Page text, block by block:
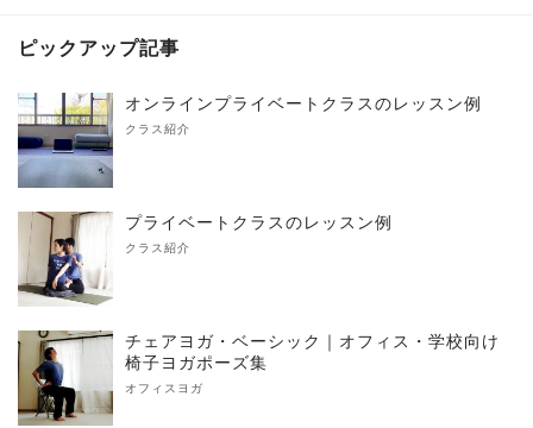
ピックアップ記事
オンラインプライベートクラスのレッスン例
クラス紹介
プライベートクラスのレッスン例
クラス紹介
チェアヨガ・ベーシック｜オフィス・学校向け
椅子ヨガポーズ集
オフィスヨガ